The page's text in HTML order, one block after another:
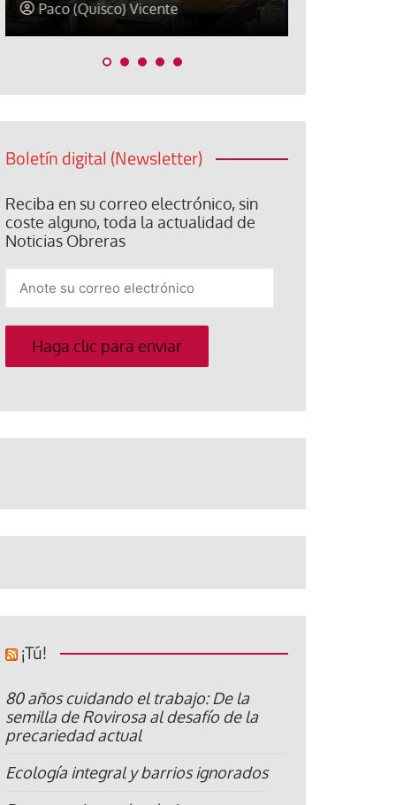
David Alvarado
Boletín digital (Newsletter)
Reciba en su correo electrónico, sin
coste alguno, toda la actualidad de
Noticias Obreras
su
correo
electrónico
Haga clic para enviar
¡Tú!
80 años cuidando el trabajo: De la
semilla de Rovirosa al desafío de la
precariedad actual
Ecología integral y barrios ignorados